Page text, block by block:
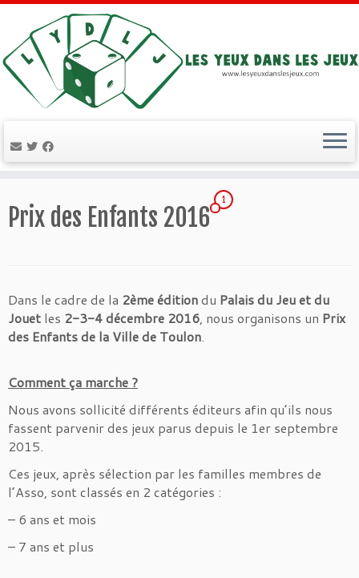
au
contenu
Prix des Enfants 2016
1
Dans le cadre de la 2ème éditiondu Palais du Jeu et du
Jouet les 2-3-4 décembre 2016, nous organisons un Prix
des Enfants de la Ville de Toulon.
Comment ça marche ?
Nous avons sollicité différents éditeurs afin qu’ils nous
fassent parvenir des jeux parus depuis le 1er septembre
2015.
Ces jeux, après sélection par les familles membres de
l’Asso, sont classés en 2 catégories :
– 6 ans et mois
– 7 ans et plus